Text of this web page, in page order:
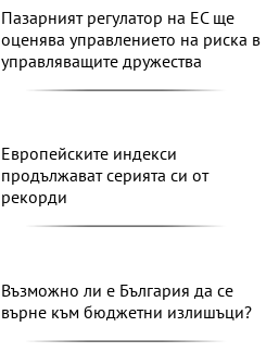
Пазарният регулатор на ЕС ще
оценява управлението на риска в
управляващите дружества
Европейските индекси
продължават серията си от
рекорди
Възможно ли е България да се
върне към бюджетни излишъци?